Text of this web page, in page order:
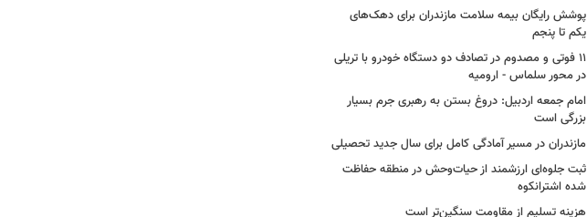
پوشش رایگان بیمه سلامت مازندران برای دهک‌های
یکم تا پنجم
۱۱ فوتی و مصدوم در تصادف دو دستگاه خودرو با تریلی
در محور سلماس - ارومیه
امام جمعه اردبیل: دروغ بستن به رهبری جرم بسیار
بزرگی است
مازندران در مسیر آمادگی کامل برای سال جدید تحصیلی
ثبت جلوه‌ای ارزشمند از حیات‌وحش در منطقه حفاظت
شده اشترانکوه
هزینه تسلیم از مقاومت سنگین‌تر است